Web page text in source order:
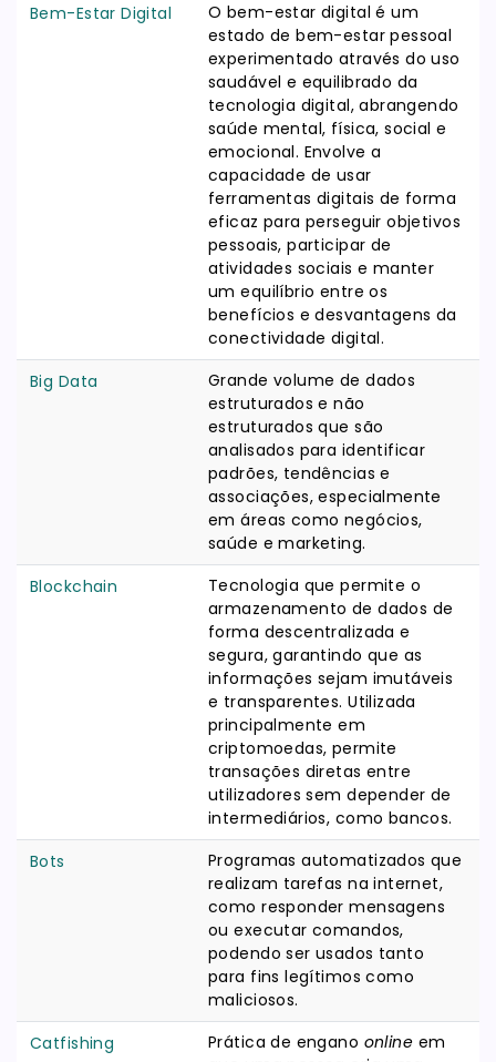
Bem-Estar Digital
O bem-estar digital é um
estado de bem-estar pessoal
experimentado através do uso
saudável e equilibrado da
tecnologia digital, abrangendo
saúde mental, física, social e
emocional. Envolve a
capacidade de usar
ferramentas digitais de forma
eficaz para perseguir objetivos
pessoais, participar de
atividades sociais e manter
um equilíbrio entre os
benefícios e desvantagens da
conectividade digital.
Big Data
Grande volume de dados
estruturados e não
estruturados que são
analisados para identificar
padrões, tendências e
associações, especialmente
em áreas como negócios,
saúde e marketing.
Blockchain
Tecnologia que permite o
armazenamento de dados de
forma descentralizada e
segura, garantindo que as
informações sejam imutáveis
e transparentes. Utilizada
principalmente em
criptomoedas, permite
transações diretas entre
utilizadores sem depender de
intermediários, como bancos.
Bots
Programas automatizados que
realizam tarefas na internet,
como responder mensagens
ou executar comandos,
podendo ser usados tanto
para fins legítimos como
maliciosos.
Catfishing
Prática de engano online em